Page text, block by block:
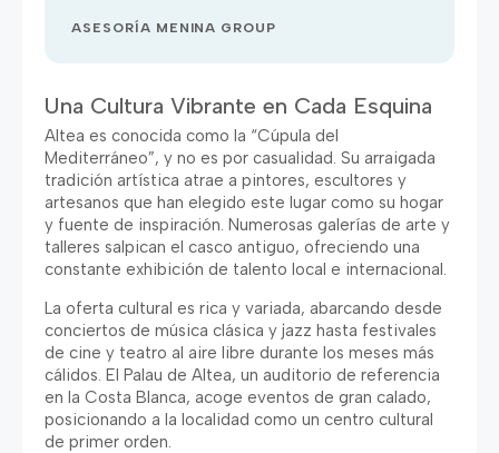
ASESORÍA MENINA GROUP
Una Cultura Vibrante en Cada Esquina
Altea es conocida como la “Cúpula del
Mediterráneo”, y no es por casualidad. Su arraigada
tradición artística atrae a pintores, escultores y
artesanos que han elegido este lugar como su hogar
y fuente de inspiración. Numerosas galerías de arte y
talleres salpican el casco antiguo, ofreciendo una
constante exhibición de talento local e internacional .
La oferta cultural es rica y variada, abarcando desde
conciertos de música clásica y jazz hasta festivales
de cine y teatro al aire libre durante los meses más
cálidos. El Palau de Altea, un auditorio de referencia
en la Costa Blanca, acoge eventos de gran calado,
posicionando a la localidad como un centro cultural
de primer orden.